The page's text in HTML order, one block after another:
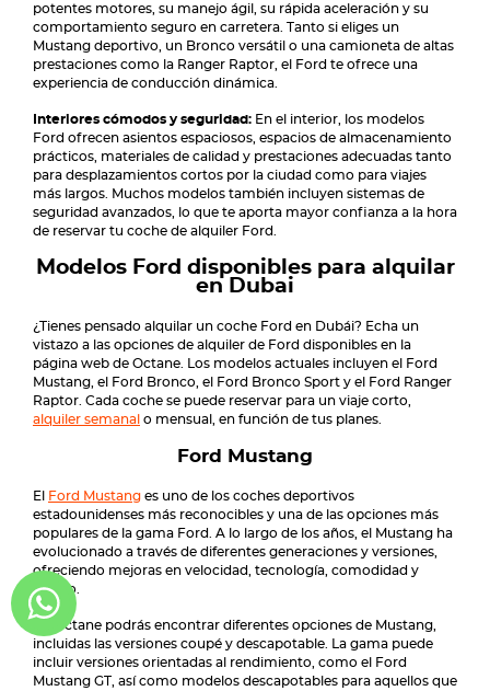
potentes motores, su manejo ágil, su rápida aceleración y su
comportamiento seguro en carretera. Tanto si eliges un
Mustang deportivo, un Bronco versátil o una camioneta de altas
prestaciones como la Ranger Raptor, el Ford te ofrece una
experiencia de conducción dinámica.
Interiores cómodos y seguridad: En el interior, los modelos
Ford ofrecen asientos espaciosos, espacios de almacenamiento
prácticos, materiales de calidad y prestaciones adecuadas tanto
para desplazamientos cortos por la ciudad como para viajes
más largos. Muchos modelos también incluyen sistemas de
seguridad avanzados, lo que te aporta mayor confianza a la hora
de reservar tu coche de alquiler Ford.
Modelos Ford disponibles para alquilar
en Dubai
¿Tienes pensado alquilar un coche Ford en Dubái? Echa un
vistazo a las opciones de alquiler de Ford disponibles en la
página web de Octane. Los modelos actuales incluyen el Ford
Mustang, el Ford Bronco, el Ford Bronco Sport y el Ford Ranger
Raptor. Cada coche se puede reservar para un viaje corto,
alquiler semanal o mensual, en función de tus planes.
Ford Mustang
El Ford Mustang es uno de los coches deportivos
estadounidenses más reconocibles y una de las opciones más
populares de la gama Ford. A lo largo de los años, el Mustang ha
evolucionado a través de diferentes generaciones y versiones,
ofreciendo mejoras en velocidad, tecnología, comodidad y
diseño.
En Octane podrás encontrar diferentes opciones de Mustang,
incluidas las versiones coupé y descapotable. La gama puede
incluir versiones orientadas al rendimiento, como el Ford
Mustang GT, así como modelos descapotables para aquellos que